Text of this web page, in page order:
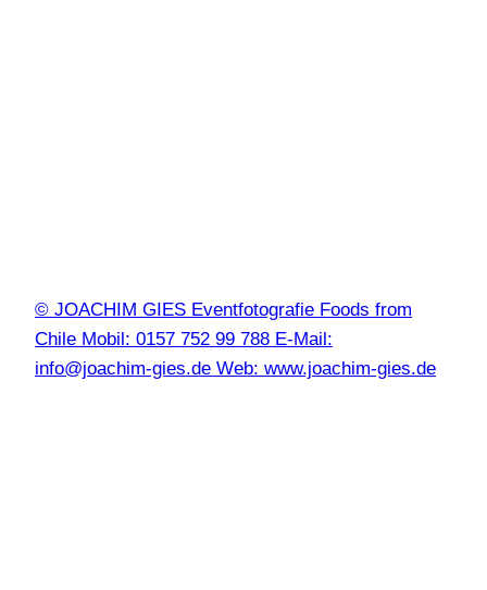
© JOACHIM GIES Eventfotografie Foods from
Chile Mobil: 0157 752 99 788 E-Mail:
info@joachim-gies.de Web: www.joachim-gies.de